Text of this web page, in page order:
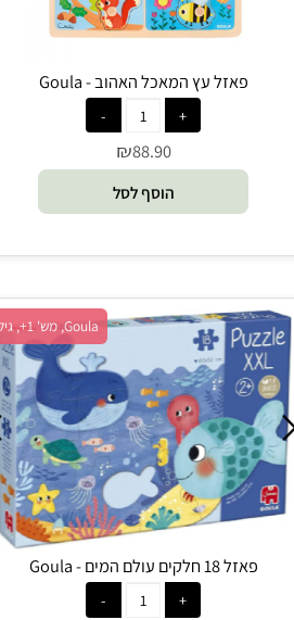
פאזל עץ המאכל האהוב - Goula
₪88.90
הוסף לסל
Goula, מש' 1+, גיל 2+